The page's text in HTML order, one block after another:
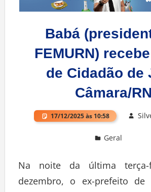
Babá
FEMURN)
de Cidadão de
Câmara/RN
17/12/2025 às 10:58
Geral
Na noite da última
dezembro, o ex-prefeito de